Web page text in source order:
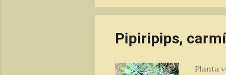
Pipiripips,
Planta